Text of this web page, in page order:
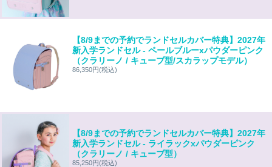
【8/9までの予約でランドセルカバー特典】2027年
新入学ランドセル - ペールブルーxパウダーピンク
（クラリーノ / キューブ型/スカラップモデル）
86,350円(税込)
【8/9までの予約でランドセルカバー特典】2027年
新入学ランドセル - ライラックxパウダーピンク
（クラリーノ / キューブ型）
85,250円(税込)